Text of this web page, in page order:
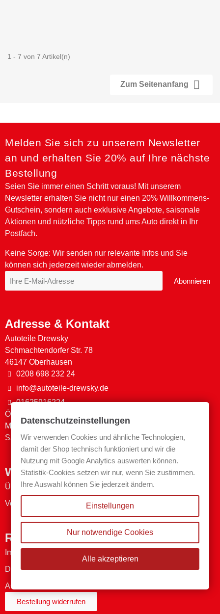
1 - 7 von 7 Artikel(n)
Zum Seitenanfang 
Melden Sie sich zu unserem Newsletter
an und erhalten Sie 20% auf Ihre nächste
Bestellung
Seien Sie immer einen Schritt voraus! Mit unserem
Newsletter erhalten Sie nicht nur einen 20% Willkommens-
Gutschein, sondern auch exklusive Angebote, saisonale
Aktionen und nützliche Tipps rund ums Auto direkt in Ihr
Postfach.
Keine Sorge: Wir senden nur relevante Infos und Sie
können sich jederzeit wieder abmelden.
Abonnieren
Adresse & Kontakt
Autoteile Drewsky
Schmachtendorfer Str. 78
46147 Oberhausen
0208 698 232 24
info@autoteile-drewsky.de
01625916224
Öffnungszeiten
Mo-Fr. 08:00 - 13:00 & 14:00 - 17:30
Sa. 09:00 - 12:00
Wichtige Links
Über uns
Versand- & Zahlungsmethoden
Rechtliches
Impressum
Datenschutzerklärung
AGB
Bestellung widerrufen
Datenschutzeinstellungen
Wir verwenden Cookies und ähnliche Technologien,
damit der Shop technisch funktioniert und wir die
Nutzung mit Google Analytics auswerten können.
Statistik-Cookies setzen wir nur, wenn Sie zustimmen.
Ihre Auswahl können Sie jederzeit ändern.
Einstellungen
Nur notwendige Cookies
Alle akzeptieren